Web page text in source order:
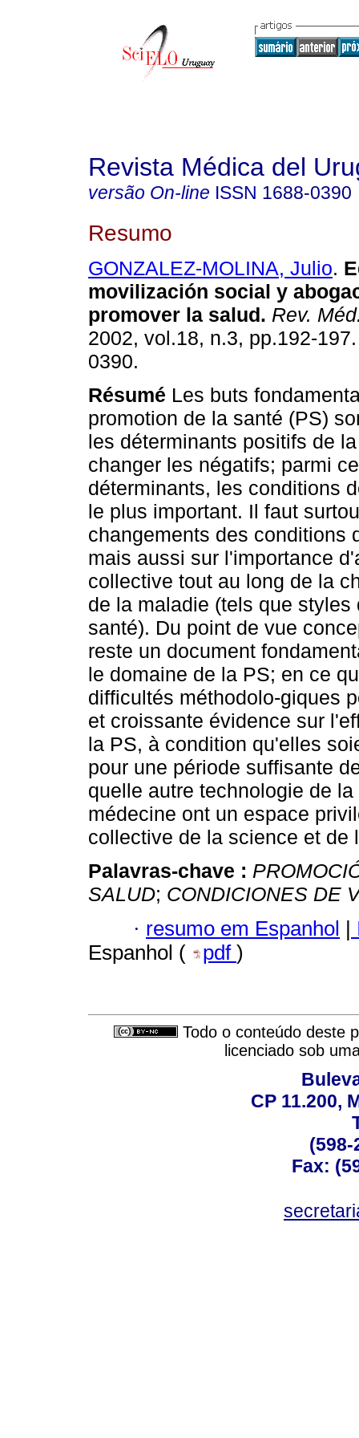
Revista Médica del
versão On-line ISSN 1688-0390
Resumo
GONZALEZ-MOLINA, Julio.
movilización social y
promover la salud. Rev.
2002, vol.18, n.3, pp.192-
0390.
Résumé Les buts
promotion de la santé (PS)
les déterminants positifs de
changer les négatifs; parmi
déterminants, les conditions
le plus important. Il faut
changements des conditions
mais aussi sur l'importance
collective tout au long de la
de la maladie (tels que
santé). Du point de vue
reste un document
le domaine de la PS; en ce
difficultés méthodolo-giques
et croissante évidence sur
la PS, à condition qu'elles
pour une période suffisante
quelle autre technologie de
médecine ont un espace
collective de la science et de
Palavras-chave :
SALUD; CONDICIONES DE
· resumo em Espanhol |
Espanhol (
pdf )
Todo o conteúdo deste
licenciado sob
CP 11.200,
(598-
Fax: